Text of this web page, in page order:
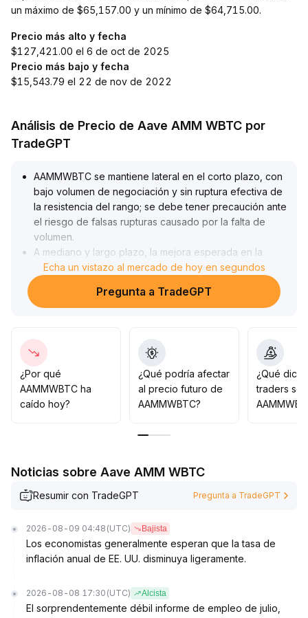
un máximo de $65,157.00 y un mínimo de $64,715.00.
Precio más alto y fecha
$127,421.00 el 6 de oct de 2025
Precio más bajo y fecha
$15,543.79 el 22 de nov de 2022
Análisis de Precio de Aave AMM WBTC por
TradeGPT
AAMMWBTC se mantiene lateral en el corto plazo, con
bajo volumen de negociación y sin ruptura efectiva de
la resistencia del rango; se debe tener precaución ante
el riesgo de falsas rupturas causado por la falta de
volumen.
A mediano y largo plazo, la mejora esperada en la
liquidez macroeconómica y el ingreso de instituciones
brindan nuevas oportunidades al mercado de
criptomonedas, y los tokens de pequeña y mediana
monitorear de cerca los cambios en el volumen y los
avances de la política macroeconómica; si el precio
rompe con fuerte volumen por encima del borde
superior de 0
00012 BTC, se puede aumentar la posición con
no haya una ruptura efectiva.
Echa un vistazo al mercado de hoy en segundos
Pregunta a TradeGPT
¿Por qué
AAMMWBTC ha
caído hoy?
¿Qué podría afectar
al precio futuro de
AAMMWBTC?
¿Qué
traders
Noticias sobre Aave AMM WBTC
Resumir con TradeGPT Pregunta a TradeGPT
2026-08-09 04:48 (UTC) Bajista
Los economistas generalmente esperan que la tasa de
inflación anual de EE. UU. disminuya ligeramente.
2026-08-08 17:30 (UTC) Alcista
El sorprendentemente débil informe de empleo de julio,